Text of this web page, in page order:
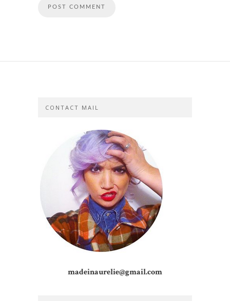
CONTACT MAIL
madeinaurelie@gmail.com